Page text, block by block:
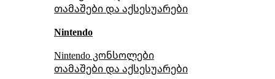
თამაშები და აქსესუარები
Nintendo
Nintendo კონსოლები
თამაშები და აქსესუარები